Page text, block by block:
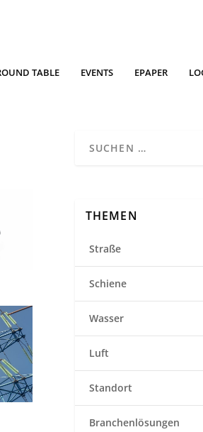
TABLE EVENTS EPAPER
THEMEN
Straße
Schiene
Wasser
Luft
Standort
Branchenlösungen